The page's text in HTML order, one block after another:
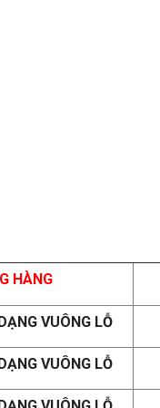
HÀNG
VUÔNG LỖ
VUÔNG LỖ